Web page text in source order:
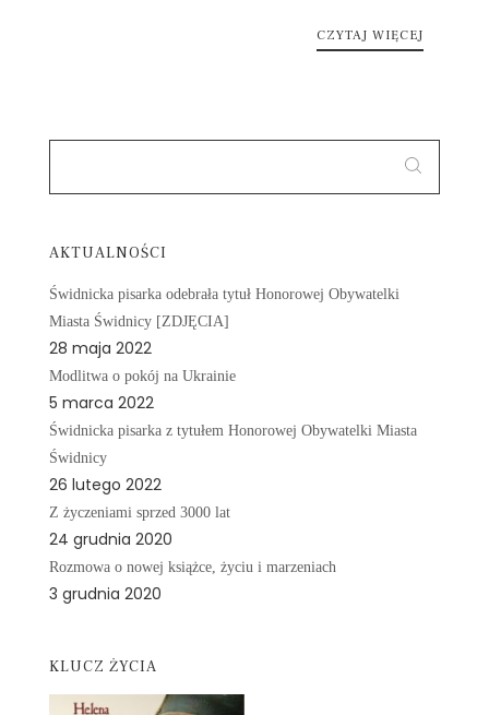
CZYTAJ WIĘCEJ
SEARCH
AKTUALNOŚCI
Świdnicka pisarka odebrała tytuł Honorowej Obywatelki
Miasta Świdnicy [ZDJĘCIA]
28 maja 2022
Modlitwa o pokój na Ukrainie
5 marca 2022
Świdnicka pisarka z tytułem Honorowej Obywatelki Miasta
Świdnicy
26 lutego 2022
Z życzeniami sprzed 3000 lat
24 grudnia 2020
Rozmowa o nowej książce, życiu i marzeniach
3 grudnia 2020
KLUCZ ŻYCIA